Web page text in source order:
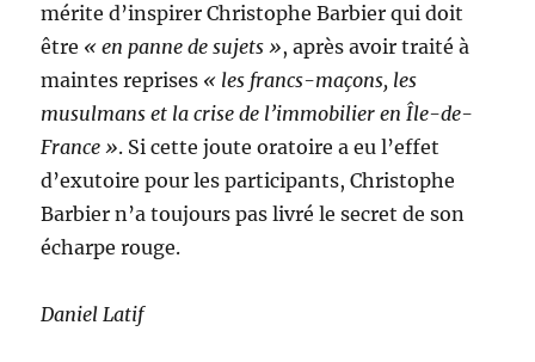
mérite d’inspirer Christophe Barbier qui doit
être « en panne de sujets », après avoir traité à
maintes reprises « les francs-maçons, les
musulmans et la crise de l’immobilier en Île-de-
France ». Si cette joute oratoire a eu l’effet
d’exutoire pour les participants, Christophe
Barbier n’a toujours pas livré le secret de son
écharpe rouge.
Daniel Latif